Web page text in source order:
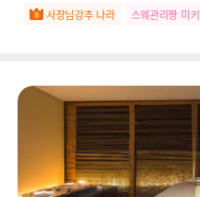
사장님강추 나라 스웨관리짱 미키